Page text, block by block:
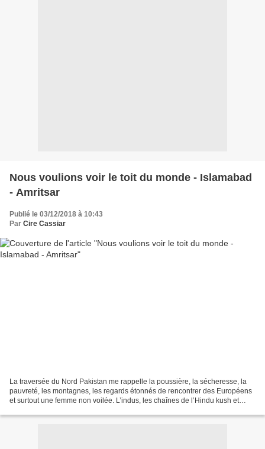
Nous voulions voir le toit du monde - Islamabad
- Amritsar
Publié le 03/12/2018 à 10:43
Par Cire Cassiar
La traversée du Nord Pakistan me rappelle la poussière, la sécheresse, la
pauvreté, les montagnes, les regards étonnés de rencontrer des Européens
et surtout une femme non voilée. L’indus, les chaînes de l’Hindu kush et